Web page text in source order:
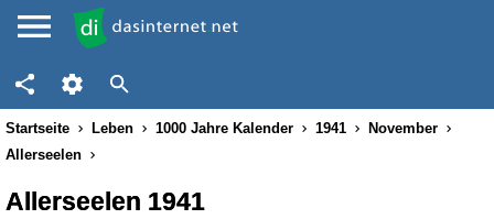
Startseite Leben 1000 Jahre Kalender 1941
November
Allerseelen
Allerseelen 1941